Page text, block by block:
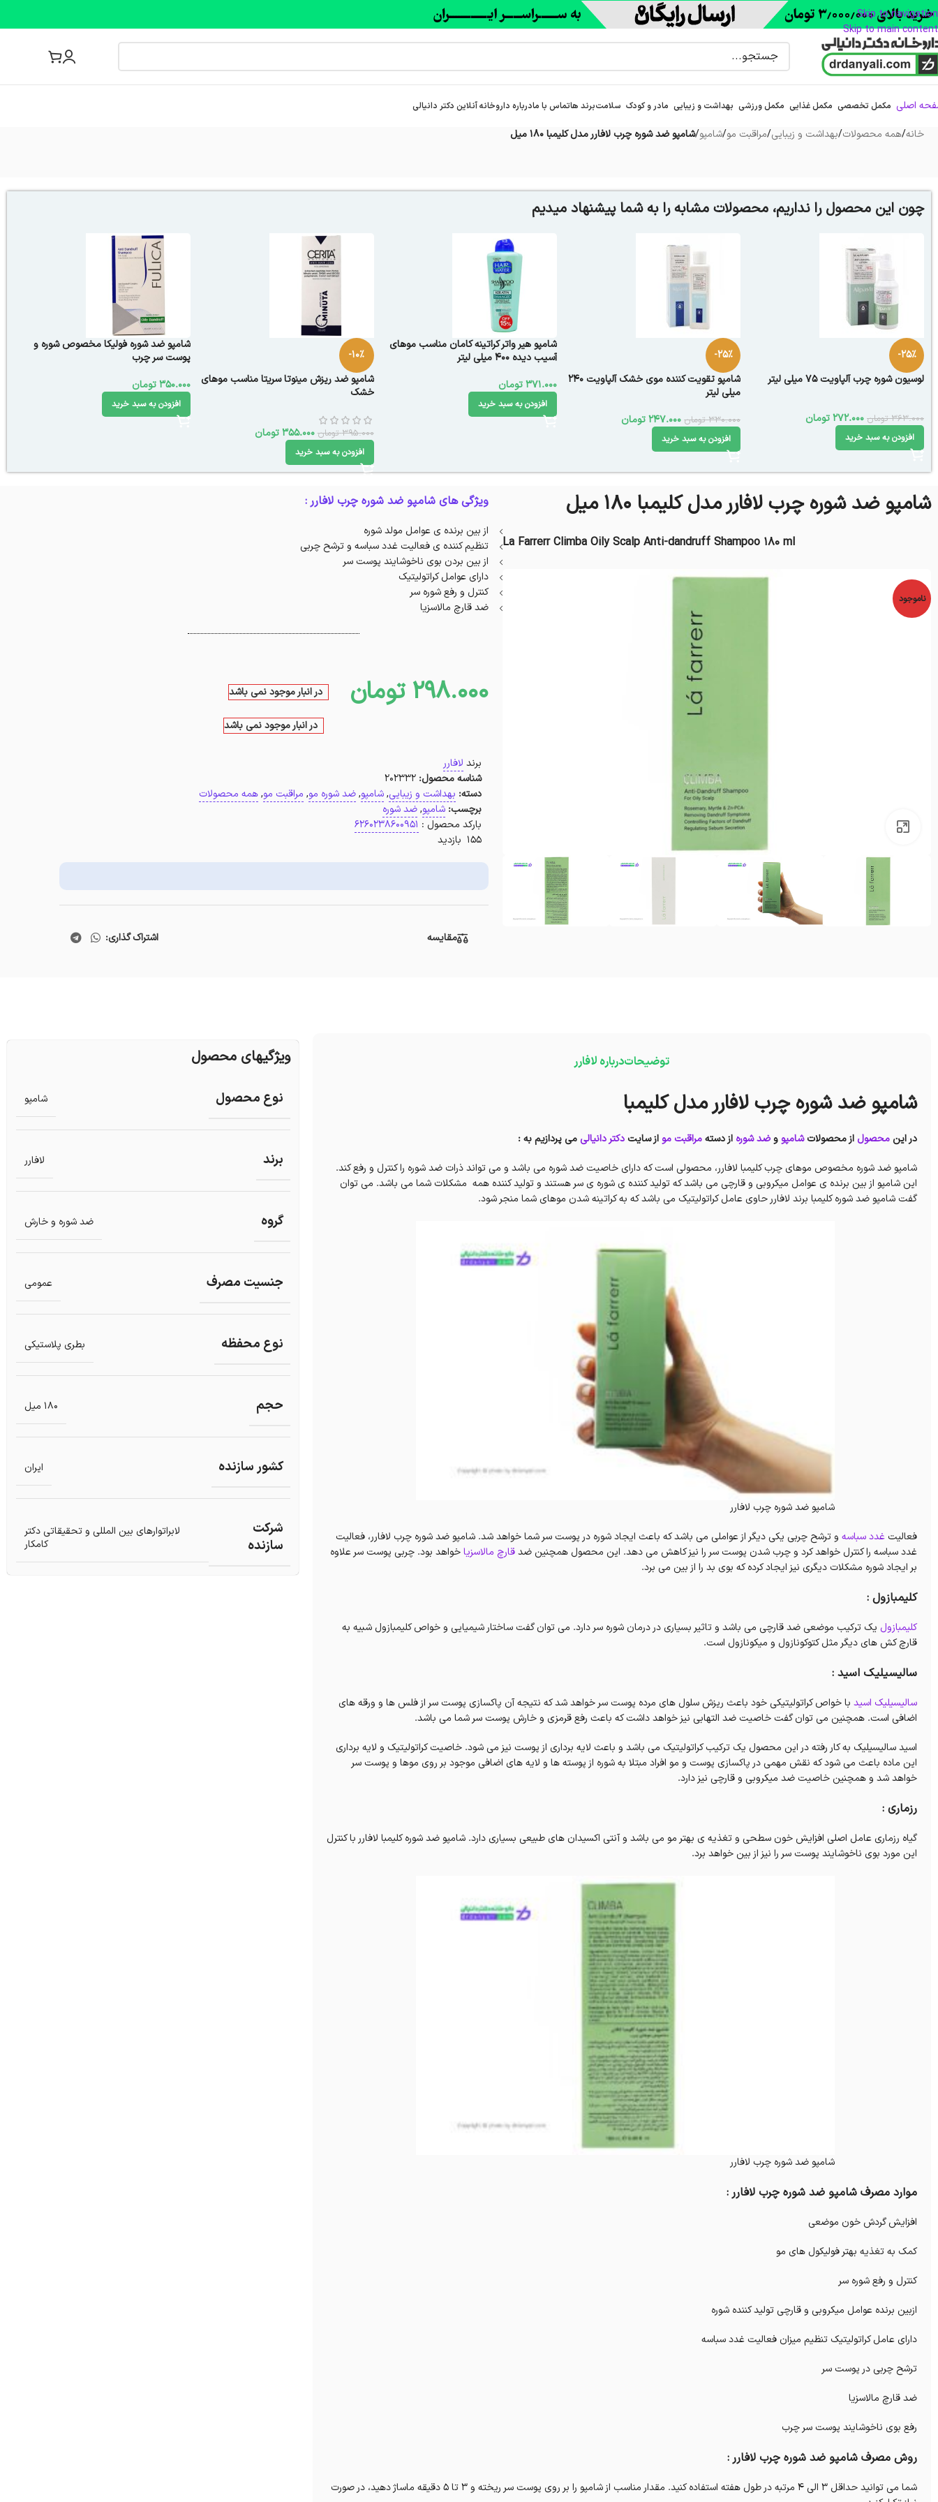
Skip to navigation
Skip to main content
اصلی مکمل تخصصی مکمل غذایی مکمل ورزشی بهداشت و زیبایی مادر و کودک سلامتبرند هاتماس با مادرباره‌ داروخانه آنلاین دکتر دانیالی
خانه/همه محصولات/بهداشت و زیبایی/مراقبت مو/شامپو/شامپو ضد شوره چرب لافارر مدل کلیمبا 180 میل
چون این محصول را نداریم، محصولات مشابه را به شما پیشنهاد میدیم
-25%
لوسیون شوره‌ چرب آلپاویت 75 میلی لیتر
363.000 تومان 272.000تومان
افزودن به سبد خرید
-25%
شامپو تقویت کننده موی خشک آلپاویت 240
میلی لیتر
330.000 تومان 247.000 تومان
افزودن به سبد خرید
شامپو هیر واتر کراتینه کامان مناسب موهای
آسیب‌ دیده 400 میلی لیتر
371.000 تومان
افزودن به سبد خرید
-10%
شامپو ضد ریزش مینوتا سریتا مناسب موهای
خشک
395.000 تومان 355.000 تومان
افزودن به سبد خرید
شامپو ضد شوره فولیکا مخصوص شوره و
پوست سر چرب
350.000تومان
افزودن به سبد خرید
شامپو ضد شوره چرب لافارر مدل کلیمبا 180 میل
La Farrerr Climba Oily Scalp Anti-dandruff Shampoo 180 ml
ناموجود
ویژگی های شامپو ضد شوره چرب لافارر :
از بین برنده ی عوامل مولد شوره
تنظیم کننده ی فعالیت غدد سباسه و ترشح چربی
از بین بردن بوی ناخوشایند پوست سر
دارای عوامل کراتولیتیک
کنترل و رفع شوره سر
ضد قارچ مالاسزیا
298.000 تومان در انبار موجود نمی باشد
در انبار موجود نمی باشد
برند لافارر
شناسه محصول:202332
دسته: بهداشت و زیبایی, شامپو, ضد شوره مو, مراقبت مو, همه محصولات
برچسب: شامپو, ضد شوره
بارکد محصول : 6260238600951
155 بازدید
مقایسه اشتراک گذاری:
توضیحاتدرباره لافارر
شامپو ضد شوره چرب لافارر مدل کلیمبا
در این محصول از محصولاتشامپووضد شوره از دستهمراقبت مواز سایتدکتر دانیالیمی پردازیم به :
شامپو ضد شوره مخصوص موهای چرب کلیمبا لافارر، محصولی است که دارای خاصیت ضد شوره می باشد و می تواند ذرات ضد شوره را کنترل و رفع کند.
این شامپو از بین برنده ی عوامل میکروبی و قارچی می باشد که تولید کننده ی شوره ی سر هستند و تولید کننده همه مشکلات شما می باشد. می توان
گفت شامپو ضد شوره کلیمبا برند لافارر حاوی عامل کراتولیتیک می باشد که به کراتینه شدن موهای شما منجر شود.
شامپو ضد شوره چرب لافارر
فعالیتغدد سباسه و ترشح چربی یکی دیگر از عواملی می باشد که باعث ایجاد شوره در پوست سر شما خواهد شد. شامپو ضد شوره چرب لافارر، فعالیت
غدد سباسه را کنترل خواهد کرد و چرب شدن پوست سر را نیز کاهش می دهد. این محصول همچنین ضدقارچ مالاسزیاخواهد بود. چربی پوست سر علاوه
بر ایجاد شوره مشکلات دیگری نیز ایجاد کرده که بوی بد را از بین می برد.
کلیمبازول :
کلیمبازول یک ترکیب موضعی ضد قارچی می باشد و تاثیر بسیاری در درمان شوره سر دارد. می توان گفت ساختار شیمیایی و خواص کلیمبازول شبیه به
قارچ کش های دیگر مثل کتوکونازول و میکونازول است.
سالیسیلیک اسید :
سالیسیلیک اسید با خواص کراتولیتیکی خود باعث ریزش سلول های مرده پوست سر خواهد شد که نتیجه آن پاکسازی پوست سر از فلس ها و ورقه های
اضافی است. همچنین می توان گفت خاصیت ضد التهابی نیز خواهد داشت که باعث رفع قرمزی و خارش پوست سر شما می باشد.
اسید سالیسیلیک به کار رفته در این محصول یک ترکیب کراتولیتیک می باشد و باعث لایه برداری از پوست نیز می شود. خاصیت کراتولیتیک و لایه برداری
این ماده باعث می شود که نقش مهمی در پاکسازی پوست و مو افراد مبتلا به شوره از پوسته ها و لایه های اضافی موجود بر روی موها و پوست سر
خواهد شد و همچنین خاصیت ضد میکروبی و قارچی نیز دارد.
رزماری :
گیاه رزماری عامل اصلی افزایش خون سطحی و تغذیه ی بهتر مو می باشد و آنتی اکسیدان های طبیعی بسیاری دارد. شامپو ضد شوره کلیمبا لافارر با کنترل
این مورد بوی ناخوشایند پوست سر را نیز از بین خواهد برد.
شامپو ضد شوره چرب لافارر
موارد مصرف شامپو ضد شوره چرب لافارر :
افزایش گردش خون موضعی
کمک به تغذیه بهتر فولیکول های مو
کنترل و رفع شوره سر
ازبین برنده عوامل میکروبی و قارچی تولید کننده شوره
دارای عامل کراتولیتیک تنظیم میزان فعالیت غدد سباسه
ترشح چربی در پوست سر
ضد قارچ مالاسزیا
رفع بوی ناخوشایند پوست سر چرب
روش مصرف شامپو ضد شوره چرب لافارر :
شما می توانید حداقل ۳ الی ۴ مرتبه در طول هفته استفاده کنید. مقدار مناسب از شامپو را بر روی پوست سر ریخته و ۳ تا ۵ دقیقه ماساژ دهید، در صورت
ویژگیهای محصول
نوع محصول شامپو
برند لافارر
گروه ضد شوره و خارش
جنسیت مصرف عمومی
نوع محفظه بطری پلاستیکی
حجم 180 میل
کشور سازنده ایران
شرکت
سازنده
لابراتوارهای بین المللی و تحقیقاتی دکتر
کامکار